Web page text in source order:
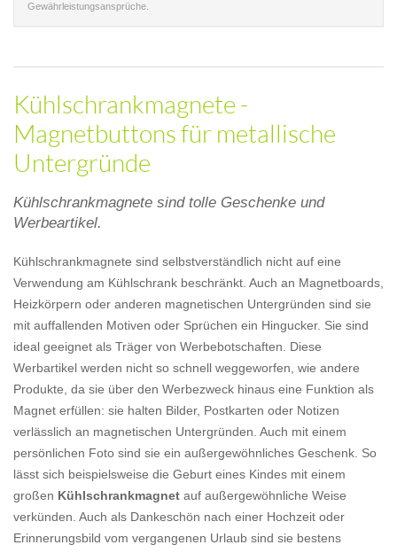
Gewährleistungsansprüche.
Kühlschrankmagnete -
Magnetbuttons für metallische
Untergründe
Kühlschrankmagnete sind tolle Geschenke und
Werbeartikel.
Kühlschrankmagnete sind selbstverständlich nicht auf eine
Verwendung am Kühlschrank beschränkt. Auch an Magnetboards,
Heizkörpern oder anderen magnetischen Untergründen sind sie
mit auffallenden Motiven oder Sprüchen ein Hingucker. Sie sind
ideal geeignet als Träger von Werbebotschaften. Diese
Werbartikel werden nicht so schnell weggeworfen, wie andere
Produkte, da sie über den Werbezweck hinaus eine Funktion als
Magnet erfüllen: sie halten Bilder, Postkarten oder Notizen
verlässlich an magnetischen Untergründen. Auch mit einem
persönlichen Foto sind sie ein außergewöhnliches Geschenk. So
lässt sich beispielsweise die Geburt eines Kindes mit einem
großen Kühlschrankmagnet auf außergewöhnliche Weise
verkünden. Auch als Dankeschön nach einer Hochzeit oder
Erinnerungsbild vom vergangenen Urlaub sind sie bestens